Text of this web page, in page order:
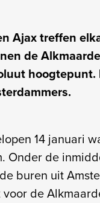
Ajax treffen
de
14 januari
Onder de
buren uit
de